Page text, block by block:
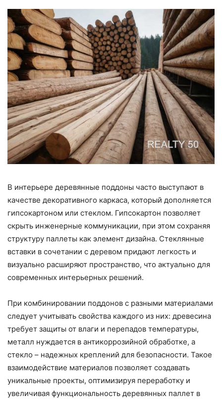
В интерьере деревянные поддоны часто выступают в
качестве декоративного каркаса, который дополняется
гипсокартоном или стеклом. Гипсокартон позволяет
скрыть инженерные коммуникации, при этом сохраняя
структуру паллеты как элемент дизайна. Стеклянные
вставки в сочетании с деревом придают легкость и
визуально расширяют пространство, что актуально для
современных интерьерных решений.
При комбинировании поддонов с разными материалами
следует учитывать свойства каждого из них: древесина
требует защиты от влаги и перепадов температуры,
металл нуждается в антикоррозийной обработке, а
стекло – надежных креплений для безопасности. Такое
взаимодействие материалов позволяет создавать
уникальные проекты, оптимизируя переработку и
увеличивая функциональность деревянных паллет в